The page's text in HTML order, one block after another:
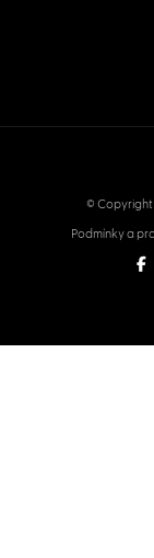
© Copyright
Podmínky a